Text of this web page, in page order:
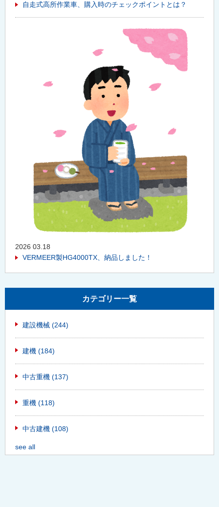
自走式高所作業車、購入時のチェックポイントとは？
2026 03.18
VERMEER製HG4000TX、納品しました！
カテゴリー一覧
建設機械 (244)
建機 (184)
中古重機 (137)
重機 (118)
中古建機 (108)
see all